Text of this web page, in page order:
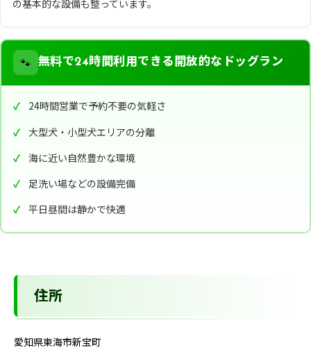
の基本的な設備も整っています。
🐾 無料で24時間利用できる開放的なドッグラン
24時間営業で予約不要の気軽さ
大型犬・小型犬エリアの分離
海に近い自然豊かな環境
足洗い場などの設備完備
平日昼間は静かで快適
住所
愛知県東海市新宝町